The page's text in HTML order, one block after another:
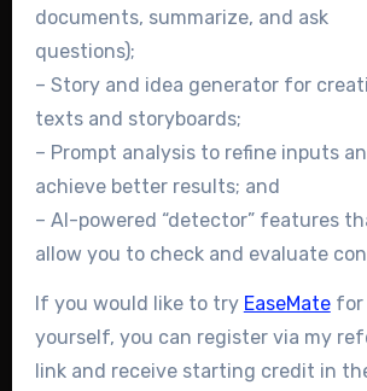
documents, summarize, and ask
questions);
– Story and idea generator for
texts and storyboards;
– Prompt analysis to refine inputs
achieve better results; and
– AI-powered “detector” features
allow you to check and evaluate
If you would like to try EaseMatefor
yourself, you can register via my
link and receive starting credit in